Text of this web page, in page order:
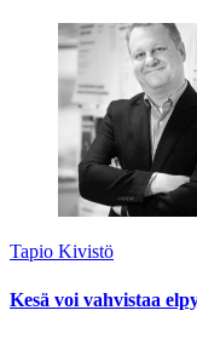
Tapio Kivistö
Kesä voi vahvistaa